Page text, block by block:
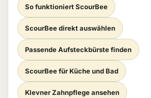
So funktioniert ScourBee
ScourBee direkt auswählen
Passende Aufsteckbürste finden
ScourBee für Küche und Bad
Klevner Zahnpflege ansehen